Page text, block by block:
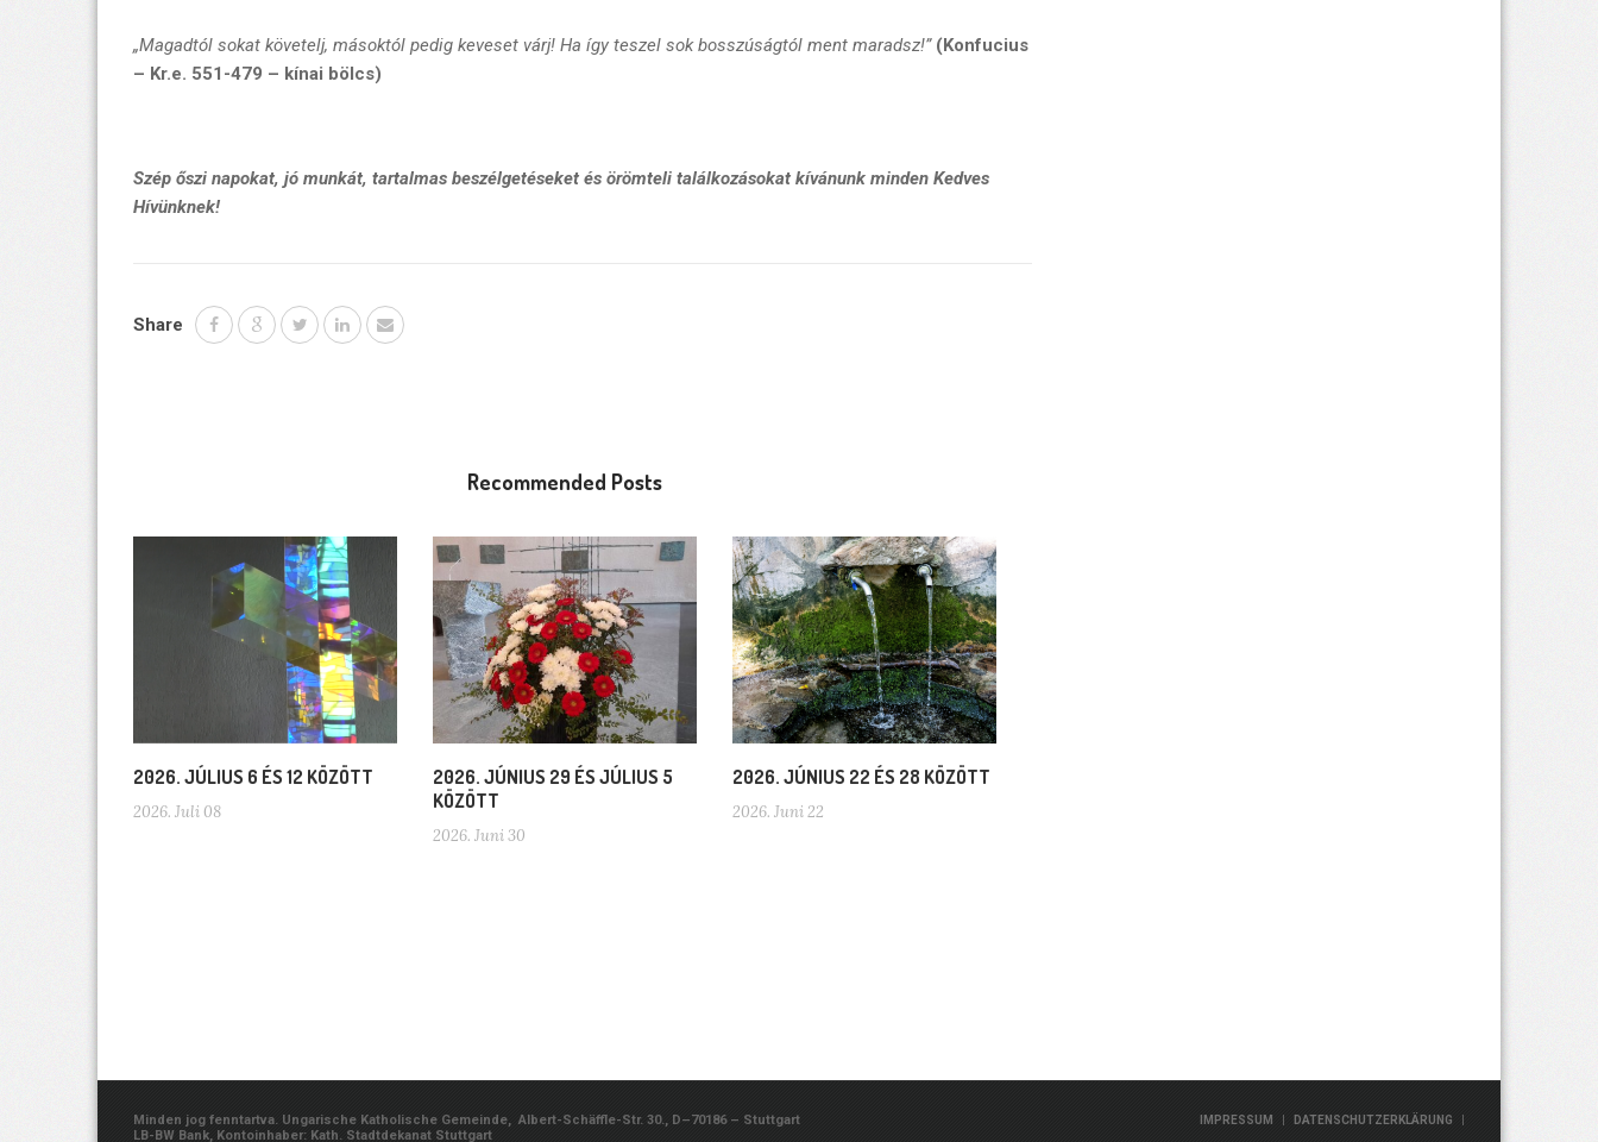
„Magadtól sokat követelj, másoktól pedig keveset várj! Ha így teszel sok bosszúságtól ment maradsz!” (Konfucius
– Kr.e. 551-479 – kínai bölcs)
Szép őszi napokat, jó munkát, tartalmas beszélgetéseket és örömteli találkozásokat kívánunk minden Kedves
Hívünknek!
Share
Recommended Posts
2026. JÚLIUS 6 ÉS 12 KÖZÖTT
2026. Juli 08
2026. JÚNIUS 29 ÉS JÚLIUS 5
KÖZÖTT
2026. Juni 30
2026. JÚNIUS 22 ÉS 28 KÖZÖTT
2026. Juni 22
Minden jog fenntartva. Ungarische Katholische Gemeinde, Albert-Schäffle-Str. 30., D–70186 – Stuttgart
LB-BW Bank, Kontoinhaber: Kath. Stadtdekanat Stuttgart
IMPRESSUM DATENSCHUTZERKLÄRUNG